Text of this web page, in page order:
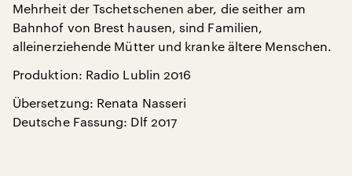
Mehrheit der Tschetschenen aber, die seither am
Bahnhof von Brest hausen, sind Familien,
alleinerziehende Mütter und kranke ältere Menschen.
Produktion: Radio Lublin 2016
Übersetzung: Renata Nasseri
Deutsche Fassung: Dlf 2017